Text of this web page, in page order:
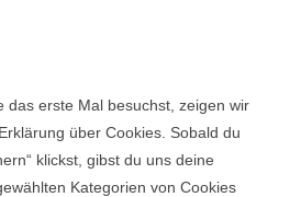
das erste Mal besuchst, zeigen wir
über Cookies. Sobald du
klickst, gibst du uns deine
Kategorien von Cookies